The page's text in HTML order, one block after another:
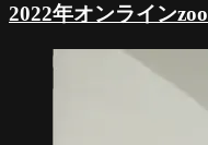
2022年オンライン